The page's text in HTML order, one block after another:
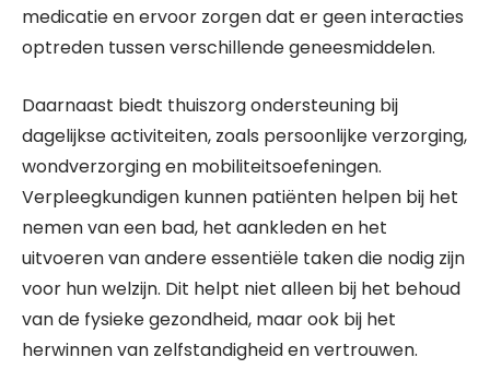
medicatie en ervoor zorgen dat er geen interacties
optreden tussen verschillende geneesmiddelen.
Daarnaast biedt thuiszorg ondersteuning bij
dagelijkse activiteiten, zoals persoonlijke verzorging,
wondverzorging en mobiliteitsoefeningen.
Verpleegkundigen kunnen patiënten helpen bij het
nemen van een bad, het aankleden en het
uitvoeren van andere essentiële taken die nodig zijn
voor hun welzijn. Dit helpt niet alleen bij het behoud
van de fysieke gezondheid, maar ook bij het
herwinnen van zelfstandigheid en vertrouwen.